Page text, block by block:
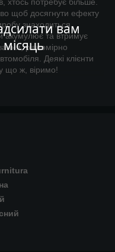
вам
місяць
щоб досягнути ефекту
знаходиться
акумулює та втримує
рівномірно
Деякі клієнти
що ж, віримо!